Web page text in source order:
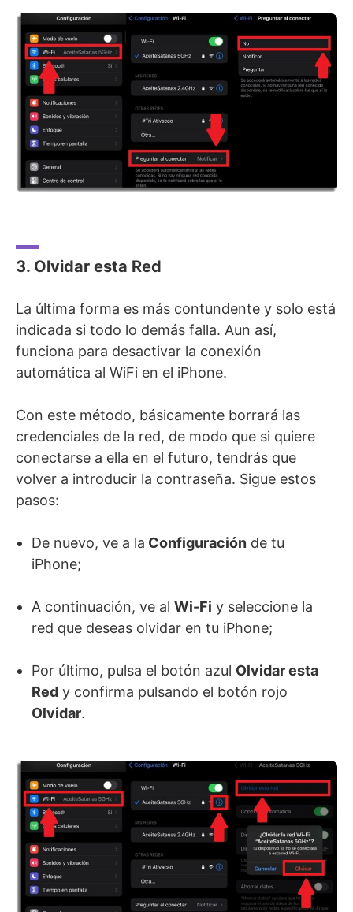
3. Olvidar esta Red
La última forma es más contundente y solo está
indicada si todo lo demás falla. Aun así,
funciona para desactivar la conexión
automática al WiFi en el iPhone.
Con este método, básicamente borrará las
credenciales de la red, de modo que si quiere
conectarse a ella en el futuro, tendrás que
volver a introducir la contraseña. Sigue estos
pasos:
De nuevo, ve a la Configuración de tu
iPhone;
A continuación, ve al Wi-Fi y seleccione la
red que deseas olvidar en tu iPhone;
Por último, pulsa el botón azul Olvidar esta
Red y confirma pulsando el botón rojo
Olvidar.